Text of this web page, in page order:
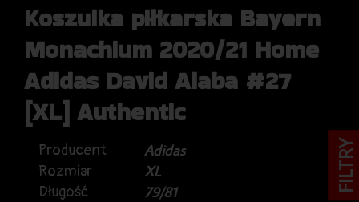
Koszulka piłkarska Bayern
Monachium 2020/21 Home
Adidas David Alaba #27
[XL] Authentic
Producent
Adidas
Rozmiar
XL
Długość
79/81
FILTRY